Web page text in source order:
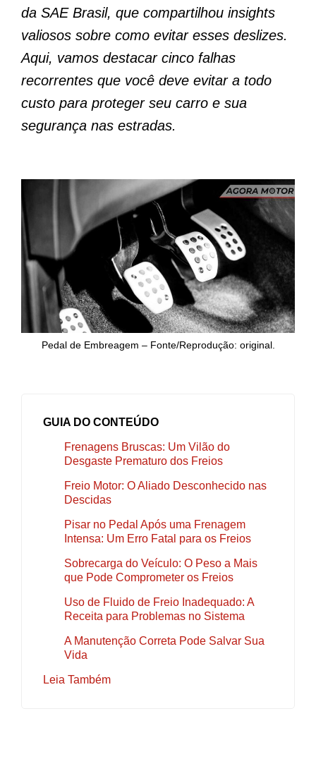
da SAE Brasil, que compartilhou insights
valiosos sobre como evitar esses deslizes.
Aqui, vamos destacar cinco falhas
recorrentes que você deve evitar a todo
custo para proteger seu carro e sua
segurança nas estradas.
Pedal de Embreagem – Fonte/Reprodução: original.
GUIA DO CONTEÚDO
Frenagens Bruscas: Um Vilão do
Desgaste Prematuro dos Freios
Freio Motor: O Aliado Desconhecido nas
Descidas
Pisar no Pedal Após uma Frenagem
Intensa: Um Erro Fatal para os Freios
Sobrecarga do Veículo: O Peso a Mais
que Pode Comprometer os Freios
Uso de Fluido de Freio Inadequado: A
Receita para Problemas no Sistema
A Manutenção Correta Pode Salvar Sua
Vida
Leia Também